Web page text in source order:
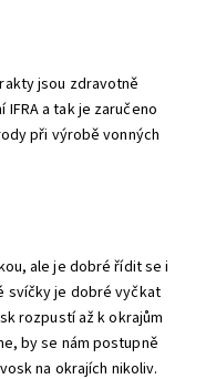
jsou zdravotně
a tak je zaručeno
při výrobě vonných
ale je dobré řídit se i
svíčky je dobré vyčkat
rozpustí až k okrajům
by se nám postupně
na okrajích nikoliv.